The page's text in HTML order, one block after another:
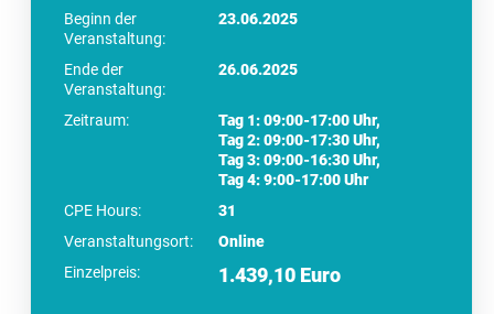
Beginn der
Veranstaltung:
23.06.2025
Ende der
Veranstaltung:
26.06.2025
Zeitraum:
Tag 1: 09:00-17:00 Uhr,
Tag 2: 09:00-17:30 Uhr,
Tag 3: 09:00-16:30 Uhr,
Tag 4: 9:00-17:00 Uhr
CPE Hours:
31
Veranstaltungsort:
Online
Einzelpreis:
1.439,10 Euro